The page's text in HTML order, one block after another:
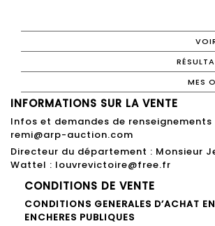
MES
INFORMATIONS SUR LA VENTE
Infos et demandes de
remi@arp-auction.com
Directeur du département : Monsieur
Wattel : louvrevictoire@free.fr
CONDITIONS DE VENTE
CONDITIONS GENERALES D’ACHAT
ENCHERES PUBLIQUES